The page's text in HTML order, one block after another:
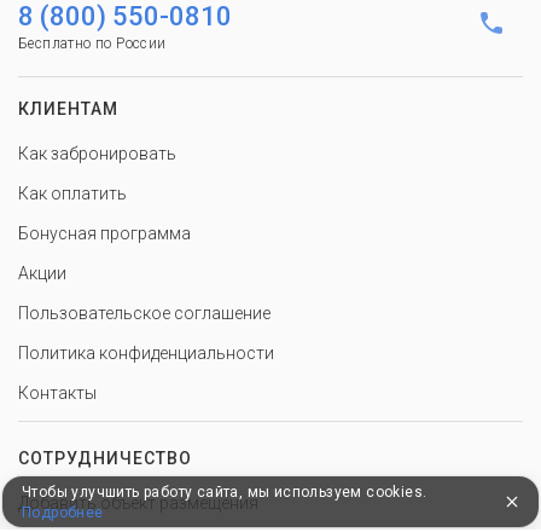
8 (800) 550-0810
Бесплатно по России
КЛИЕНТАМ
Как забронировать
Как оплатить
Бонусная программа
Акции
Пользовательское соглашение
Политика конфиденциальности
Контакты
СОТРУДНИЧЕСТВО
Добавить объект размещения
Чтобы улучшить работу сайта, мы используем cookies.
Подробнее